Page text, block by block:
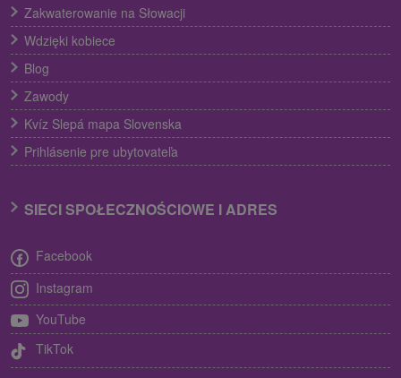
Zakwaterowanie na Słowacji
Wdzięki kobiece
Blog
Zawody
Kvíz Slepá mapa Slovenska
Prihlásenie pre ubytovateľa
SIECI SPOŁECZNOŚCIOWE I ADRES
Facebook
Instagram
YouTube
TikTok